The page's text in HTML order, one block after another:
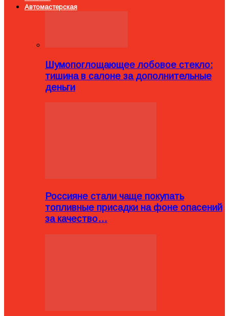
Автомастерская
Шумопоглощающее лобовое стекло:
тишина в салоне за дополнительные
деньги
Россияне стали чаще покупать
топливные присадки на фоне опасений
за качество…